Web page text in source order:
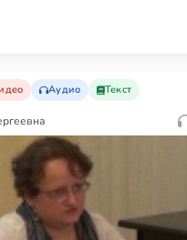
Аудио Текст